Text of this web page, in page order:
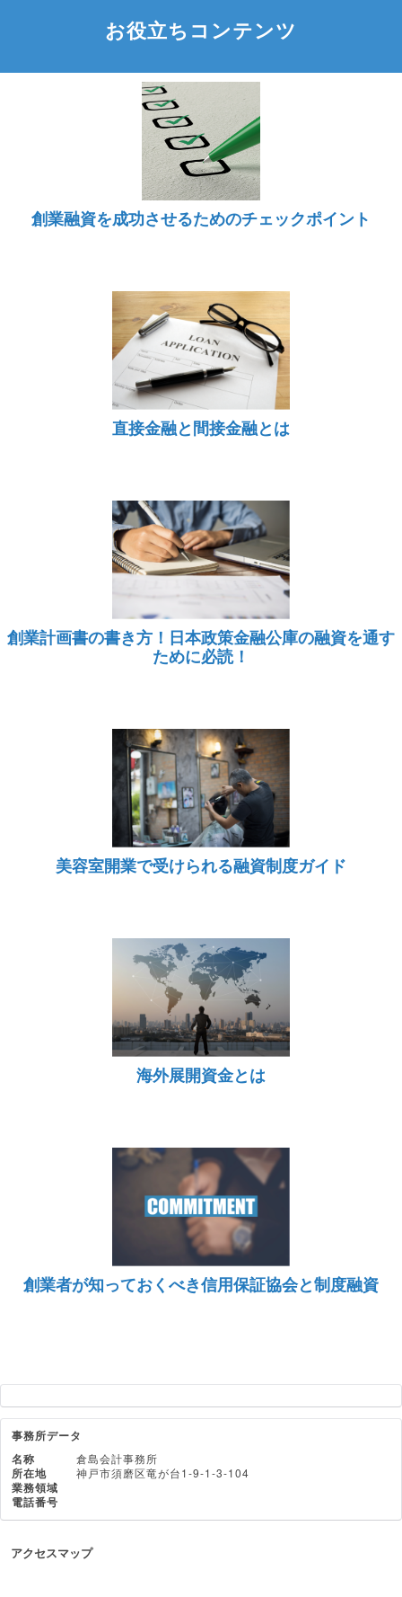
お役立ちコンテンツ
創業融資を成功させるためのチェックポイント
直接金融と間接金融とは
創業計画書の書き方！日本政策金融公庫の融資を通す
ために必読！
美容室開業で受けられる融資制度ガイド
海外展開資金とは
創業者が知っておくべき信用保証協会と制度融資
事務所データ
名称
倉島会計事務所
所在地 神戸市須磨区竜が台1-9-1-3-104
業務領域
電話番号
アクセスマップ